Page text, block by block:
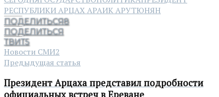
РЕСПУБЛИКИ АРЦАХ АРАИК АРУТЮНЯН
ПОДЕЛИТЬСЯ8
ПОДЕЛИТЬСЯ
ТВИТ5
Новости СМИ2
Предыдущая статья
Президент Арцаха представил подробности
официальных встреч в Ереване